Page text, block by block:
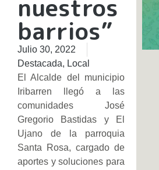
nuestros
barrios”
Julio 30, 2022
Destacada, Local
El Alcalde del municipio
Iribarren llegó a las
comunidades José
Gregorio Bastidas y El
Ujano de la parroquia
Santa Rosa, cargado de
aportes y soluciones para